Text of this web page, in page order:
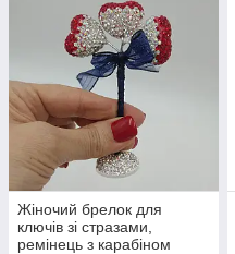
Жіночий брелок для
ключів зі стразами,
ремінець з карабіном